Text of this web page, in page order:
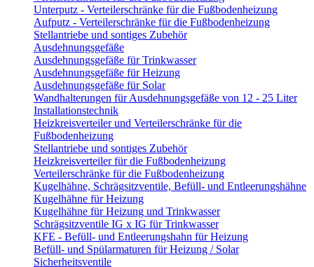
Unterputz - Verteilerschränke für die Fußbodenheizung
Aufputz - Verteilerschränke für die Fußbodenheizung
Stellantriebe und sontiges Zubehör
Ausdehnungsgefäße
Ausdehnungsgefäße für Trinkwasser
Ausdehnungsgefäße für Heizung
Ausdehnungsgefäße für Solar
Wandhalterungen für Ausdehnungsgefäße von 12 - 25 Liter
Installationstechnik
Heizkreisverteiler und Verteilerschränke für die
Fußbodenheizung
Stellantriebe und sontiges Zubehör
Heizkreisverteiler für die Fußbodenheizung
Verteilerschränke für die Fußbodenheizung
Kugelhähne, Schrägsitzventile, Befüll- und Entleerungshähne
Kugelhähne für Heizung
Kugelhähne für Heizung und Trinkwasser
Schrägsitzventile IG x IG für Trinkwasser
KFE - Befüll- und Entleerungshahn für Heizung
Befüll- und Spülarmaturen für Heizung / Solar
Sicherheitsventile